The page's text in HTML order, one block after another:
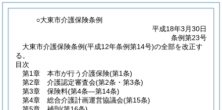
○大東市介護保険条例
平成18年3月30日
条例第23号
大東市介護保険条例(平成12年条例第14号)の全部を改正す
る。
目次
第1章
本市が行う介護保険(第1条)
第2章
介護認定審査会(第2条・第3条)
第3章
保険料(第4条―第14条)
第4章
総合介護計画運営協議会(第15条)